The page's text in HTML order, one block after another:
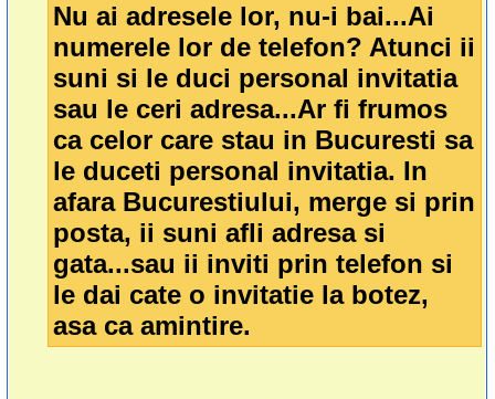
Nu ai adresele lor, nu-i bai...Ai
numerele lor de telefon? Atunci ii
suni si le duci personal invitatia
sau le ceri adresa...Ar fi frumos
ca celor care stau in Bucuresti sa
le duceti personal invitatia. In
afara Bucurestiului, merge si prin
posta, ii suni afli adresa si
gata...sau ii inviti prin telefon si
le dai cate o invitatie la botez,
asa ca amintire.